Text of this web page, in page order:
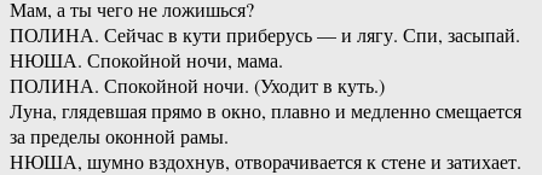
Мам, а ты чего не ложишься?
ПОЛИНА. Сейчас в кути приберусь — и лягу. Спи, засыпай.
НЮША. Спокойной ночи, мама.
ПОЛИНА. Спокойной ночи. (Уходит в куть.)
Луна, глядевшая прямо в окно, плавно и медленно смещается
за пределы оконной рамы.
НЮША, шумно вздохнув, отворачивается к стене и затихает.